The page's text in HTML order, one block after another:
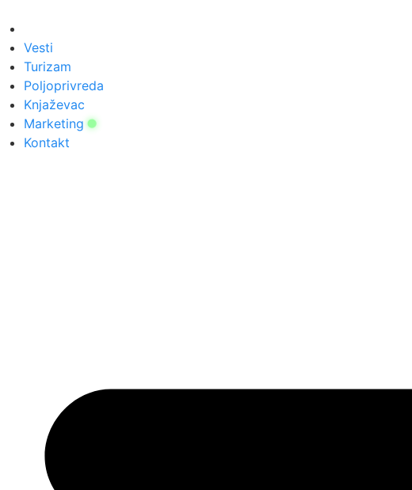
на
садржај
Vesti
Turizam
Poljoprivreda
Knjaževac
Marketing
Kontakt